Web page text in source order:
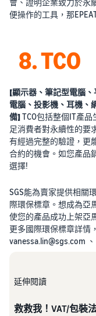
會、證明企業致力於永
便操作的工具，那
8. TCO
【顯示器、筆記型電腦
電腦、投影機、耳機、
備】TCO包括整個IT產
足消費者對永續性的要
有經過完整的驗證，更
合約的機會。如您產品
選擇!
SGS能為賣家提供相關
際環保標章。想成為亞
使您的產品成功上架亞
更多國際環保標章詳情
vanessa.lin@sgs.com
延伸閱讀
救救我！VAT/包裝